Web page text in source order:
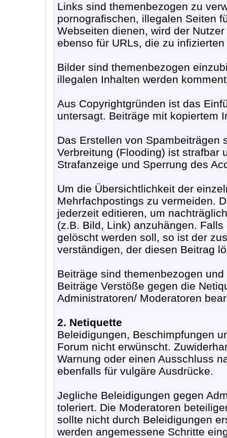
Links sind themenbezogen zu
pornografischen, illegalen Seiten
Webseiten dienen, wird der
ebenso für URLs, die zu
Bilder sind themenbezogen
illegalen Inhalten werden
Aus Copyrightgründen ist das
untersagt. Beiträge mit kopiertem
Das Erstellen von Spambeiträgen
Verbreitung (Flooding) ist strafbar
Strafanzeige und Sperrung des
Um die Übersichtlichkeit der
Mehrfachpostings zu vermeiden.
jederzeit editieren, um
(z.B. Bild, Link) anzuhängen.
gelöscht werden soll, so ist der
verständigen, der diesen Beitrag
Beiträge sind themenbezogen
Beiträge Verstöße gegen die
Administratoren/ Moderatoren
2. Netiquette
Beleidigungen, Beschimpfungen
Forum nicht erwünscht.
Warnung oder einen Ausschluss
ebenfalls für vulgäre Ausdrücke.
Jegliche Beleidigungen gegen
toleriert. Die Moderatoren
sollte nicht durch Beleidigungen
werden angemessene Schritte